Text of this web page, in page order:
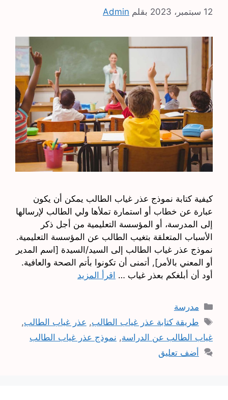
12 سبتمبر، 2023 بقلم Admin
كيفية كتابة نموذج عذر غياب الطالب يمكن أن يكون
عبارة عن خطاب أو استمارة تملأها ولي الطالب لإرسالها
إلى المدرسة، أو المؤسسة التعليمية من أجل ذكر
الأسباب المتعلقة بتغيب الطالب عن المؤسسة التعليمية.
نموذج عذر غياب الطالب إلى السيد/السيدة [اسم المدير
أو المعني بالأمر], أتمنى أن تكونوا بأتم الصحة والعافية.
أود أن أبلغكم بعذر غياب … اقرأ المزيد
التصنيفات
مدرسة
الوسوم
طريقة كتابة عذر غياب الطالب, عذر غياب الطالب,
غياب الطالب عن الدراسة, نموذج عذر غياب الطالب
أضف تعليق